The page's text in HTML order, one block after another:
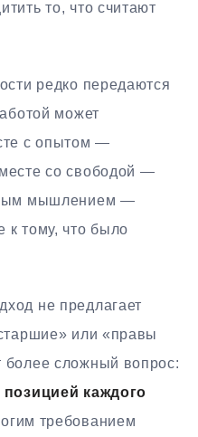
то, что считают
редко передаются
может
с опытом —
со свободой —
мышлением —
к тому, что было
не предлагает
или «правы
сложный вопрос:
позицией каждого
требованием